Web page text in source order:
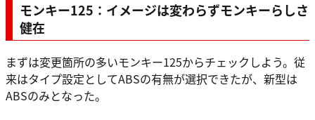
モンキー125：イメージは変わらずモンキーらしさ
健在
まずは変更箇所の多いモンキー125からチェックしよう。従
来はタイプ設定としてABSの有無が選択できたが、新型は
ABSのみとなった。